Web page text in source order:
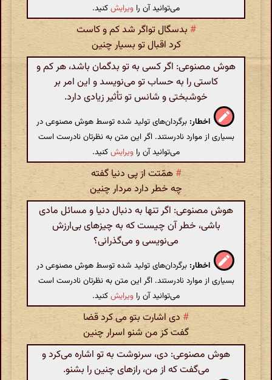
می‌توانید آن را ویرایشکنید.
# بدسگال تواگر شد کم و کاست
کرد اقبال تو بسیار چنین
هوش مصنوعی: اگر کسی به تو بدگمان باشد، هر کم و
کاستی را به حساب تو می‌نویسد و این امر بر
خوشبختی و شانس تو تأثیر زیادی دارد.
اخطار: برگردان‌های تولید شده توسط هوش مصنوعی در
بسیاری از موارد نادرستند. اگر این متن به نظرتان نادرست است
می‌توانید آن را ویرایشکنید.
# همّتت از پی دنیا گفته
چه خطر دارد مردار چنین
هوش مصنوعی: اگر تنها به دنبال دنیا و مسائل مادی
باشی، خطر آن چیست که به چیزهای بی‌ارزش
می‌نویسی و می‌گذرانی؟
اخطار: برگردان‌های تولید شده توسط هوش مصنوعی در
بسیاری از موارد نادرستند. اگر این متن به نظرتان نادرست است
می‌توانید آن را ویرایشکنید.
# دی اشارت بتو می کرد قضا
گفت کز من شنو اسرار چنین
هوش مصنوعی: دی، سرنوشت به تو اشاره می‌کرد و
می‌گفت که از من، رازهای چنین را بشنو.